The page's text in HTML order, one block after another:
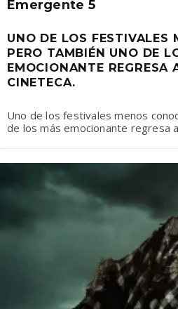
Emergente 5
UNO DE LOS FESTIVALES
PERO TAMBIÉN UNO DE
EMOCIONANTE REGRESA
CINETECA.
Uno de los festivales menos
de los más emocionante regresa